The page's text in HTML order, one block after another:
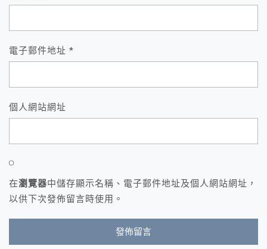
電子郵件地址 *
個人網站網址
在瀏覽器中儲存顯示名稱、電子郵件地址及個人網站網址，
以供下次發佈留言時使用。